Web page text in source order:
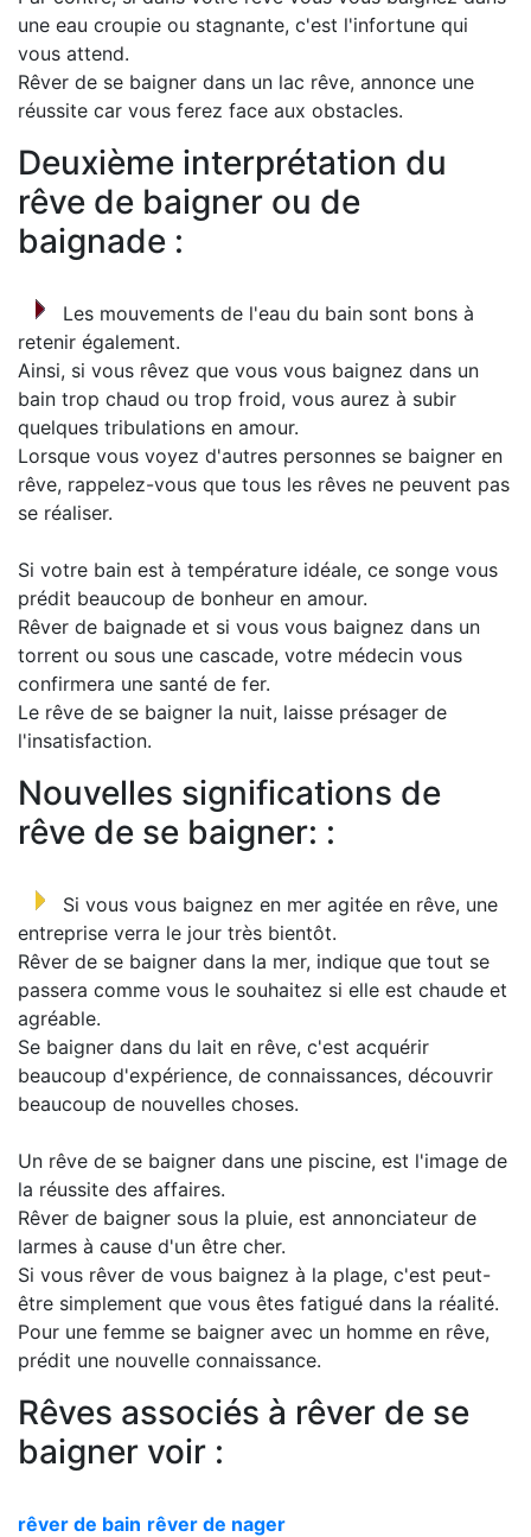
une eau croupie ou stagnante, c'est l'infortune qui
vous attend.
Rêver de se baigner dans un lac rêve, annonce une
réussite car vous ferez face aux obstacles.
Deuxième interprétation du
rêve de baigner ou de
baignade :
Les mouvements de l'eau du bain sont bons à
retenir également.
Ainsi, si vous rêvez que vous vous baignez dans un
bain trop chaud ou trop froid, vous aurez à subir
quelques tribulations en amour.
Lorsque vous voyez d'autres personnes se baigner en
rêve, rappelez-vous que tous les rêves ne peuvent pas
se réaliser.
Si votre bain est à température idéale, ce songe vous
prédit beaucoup de bonheur en amour.
Rêver de baignade et si vous vous baignez dans un
torrent ou sous une cascade, votre médecin vous
confirmera une santé de fer.
Le rêve de se baigner la nuit, laisse présager de
l'insatisfaction.
Nouvelles significations de
rêve de se baigner: :
Si vous vous baignez en mer agitée en rêve, une
entreprise verra le jour très bientôt.
Rêver de se baigner dans la mer, indique que tout se
passera comme vous le souhaitez si elle est chaude et
agréable.
Se baigner dans du lait en rêve, c'est acquérir
beaucoup d'expérience, de connaissances, découvrir
beaucoup de nouvelles choses.
Un rêve de se baigner dans une piscine, est l'image de
la réussite des affaires.
Rêver de baigner sous la pluie, est annonciateur de
larmes à cause d'un être cher.
Si vous rêver de vous baignez à la plage, c'est peut-
être simplement que vous êtes fatigué dans la réalité.
Pour une femme se baigner avec un homme en rêve,
prédit une nouvelle connaissance.
Rêves associés à rêver de se
baigner voir :
rêver de bain rêver de nager